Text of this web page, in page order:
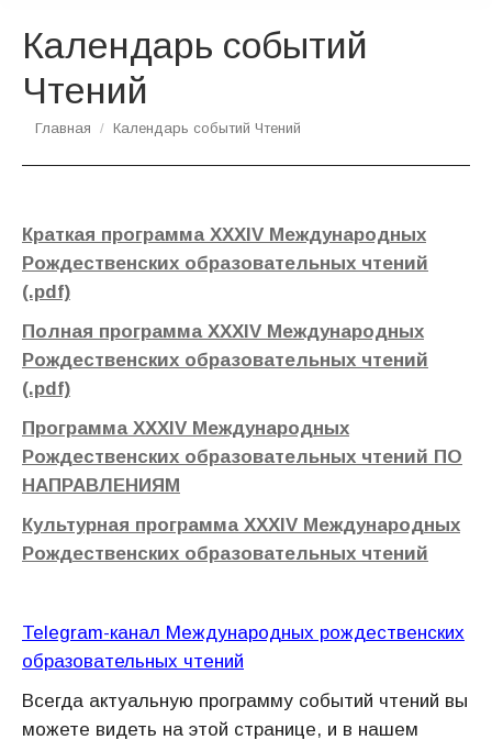
Календарь событий
Чтений
Вы здесь:
Главная Календарь событий Чтений
Краткая программа XXXIV Международных
Рождественских образовательных чтений
(.pdf)
Полная программа XXXIV Международных
Рождественских образовательных чтений
(.pdf)
Программа XXXIV Международных
Рождественских образовательных чтений ПО
НАПРАВЛЕНИЯМ
Культурная программа XXXIV Международных
Рождественских образовательных чтений
Telegram-канал Международных рождественских
образовательных чтений
Всегда актуальную программу событий чтений вы
можете видеть на этой странице, и в нашем